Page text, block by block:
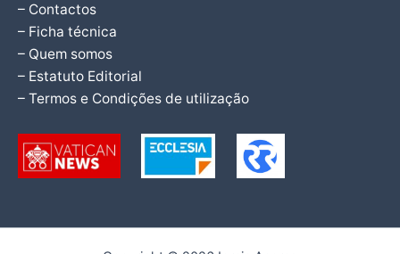
– Contactos
– Ficha técnica
– Quem somos
– Estatuto Editorial
– Termos e Condições de utilização